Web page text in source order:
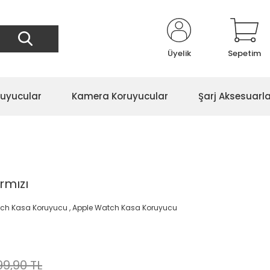
Üyelik Sepetim
Kamera Koruyucular Şarj
Kasa Koruyucu ,Apple Watch Kasa Koruyucu
TL